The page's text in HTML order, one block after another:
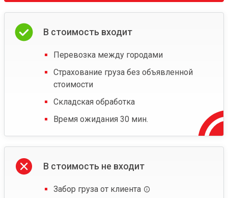
В стоимость входит
Перевозка между городами
Страхование груза без объявленной
стоимости
Складская обработка
Время ожидания 30 мин.
В стоимость не входит
Забор груза от клиента